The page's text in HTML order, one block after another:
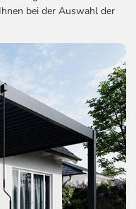
bei der Auswahl der